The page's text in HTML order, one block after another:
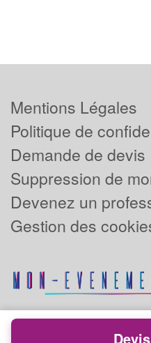
Mentions Légales
Politique de
Demande de devis
Suppression de
Devenez un
Gestion des